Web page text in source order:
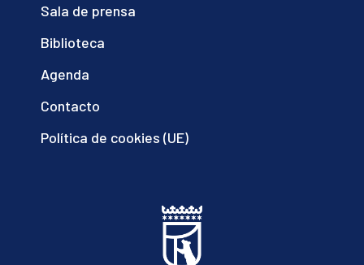
Sala de prensa
Biblioteca
Agenda
Contacto
Política de cookies (UE)